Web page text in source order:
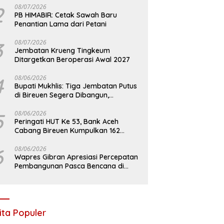
08/07/2026
PB HIMABIR: Cetak Sawah Baru
Penantian Lama dari Petani
08/07/2026
Jembatan Krueng Tingkeum
Ditargetkan Beroperasi Awal 2027
08/06/2026
Bupati Mukhlis: Tiga Jembatan Putus
di Bireuen Segera Dibangun,
08/06/2026
Peringati HUT Ke 53, Bank Aceh
Cabang Bireuen Kumpulkan 162
08/06/2026
Wapres Gibran Apresiasi Percepatan
Pembangunan Pasca Bencana di
Populer